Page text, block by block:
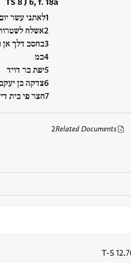
לאתני עשר
אשלח
בחסב דלך אן
במ
יפת בר דויד
צדקה בן
חצר פי בית
Related Documents
2
T-S